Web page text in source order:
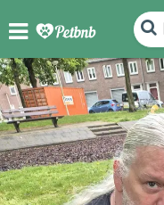
FOTO'S BEOORDELINGEN KAART